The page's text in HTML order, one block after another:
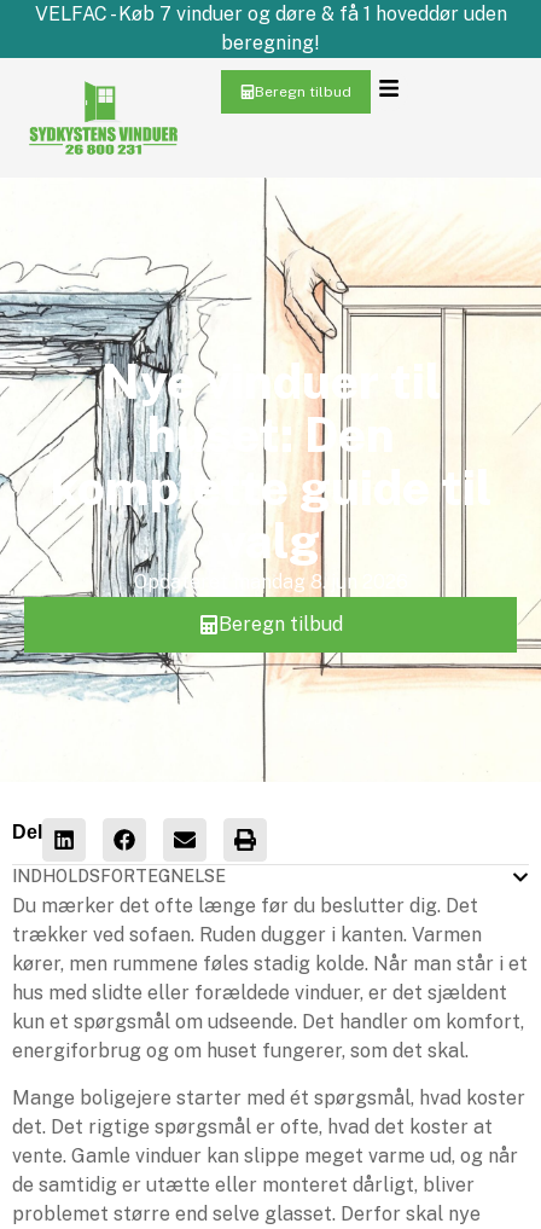
VELFAC - Køb 7 vinduer og døre & få 1 hoveddør uden
beregning!
Beregn tilbud
Nye vinduer til
huset: Den
komplette guide til
valg
Opdateret
mandag 8. jun 2026
Beregn tilbud
Del
INDHOLDSFORTEGNELSE
Du mærker det ofte længe før du beslutter dig. Det
trækker ved sofaen. Ruden dugger i kanten. Varmen
kører, men rummene føles stadig kolde. Når man står i et
hus med slidte eller forældede vinduer, er det sjældent
kun et spørgsmål om udseende. Det handler om komfort,
energiforbrug og om huset fungerer, som det skal.
Mange boligejere starter med ét spørgsmål, hvad koster
det. Det rigtige spørgsmål er ofte, hvad det koster at
vente. Gamle vinduer kan slippe meget varme ud, og når
de samtidig er utætte eller monteret dårligt, bliver
problemet større end selve glasset. Derfor skal nye